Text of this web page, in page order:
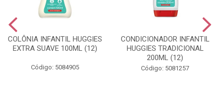
COLÔNIA INFANTIL HUGGIES
EXTRA SUAVE 100ML (12)
Código: 5084905
CONDICIONADOR INFANTIL
HUGGIES TRADICIONAL
200ML (12)
Código: 5081257